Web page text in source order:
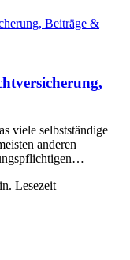
viele selbstständige
anderen
Lesezeit